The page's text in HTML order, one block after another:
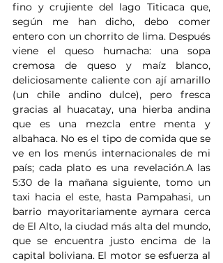
fino y crujiente del lago Titicaca que,
según me han dicho, debo comer
entero con un chorrito de lima. Después
viene el queso humacha: una sopa
cremosa de queso y maíz blanco,
deliciosamente caliente con ají amarillo
(un chile andino dulce), pero fresca
gracias al huacatay, una hierba andina
que es una mezcla entre menta y
albahaca. No es el tipo de comida que se
ve en los menús internacionales de mi
país; cada plato es una revelación.A las
5:30 de la mañana siguiente, tomo un
taxi hacia el este, hasta Pampahasi, un
barrio mayoritariamente aymara cerca
de El Alto, la ciudad más alta del mundo,
que se encuentra justo encima de la
capital boliviana. El motor se esfuerza al